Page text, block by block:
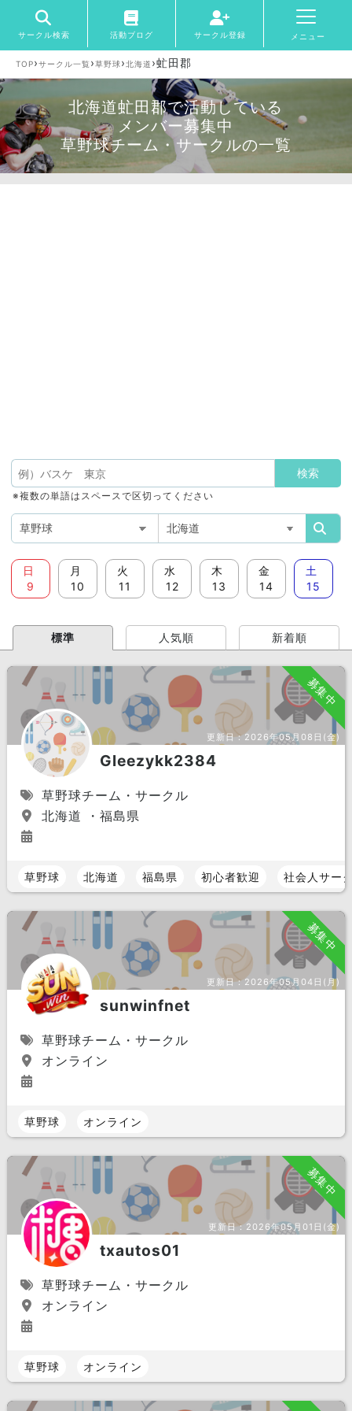
サークル検索 活動ブログ サークル登録 メニュー
TOP›サークル一覧 ›草野球 ›北海道 ›虻田郡
北海道虻田郡で活動している
メンバー募集中
草野球チーム・サークルの一覧
※複数の単語はスペースで区切ってください
日
9
月
10
火
11
水
12
木
13
金
14
土
15
標準 人気順 新着順
募集中
更新日：2026年05月08日(金)
Gleezykk2384
草野球チーム・サークル
北海道 ・福島県
草野球 北海道 福島県 初心者歓迎 社会人サー
募集中
更新日：2026年05月04日(月)
sunwinfnet
草野球チーム・サークル
オンライン
草野球 オンライン
募集中
更新日： 2026年05月01日(金)
txautos01
草野球チーム・サークル
オンライン
草野球 オンライン